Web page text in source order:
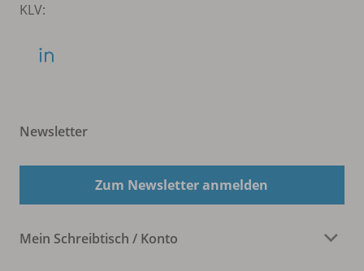
KLV:
Newsletter
Zum Newsletter anmelden
Mein Schreibtisch / Konto